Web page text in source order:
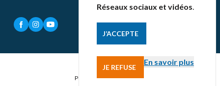
Réseaux sociaux et vidéos.
J’ACCEPTE
JE REFUSE
En savoir plus
Mentions légales
Politique de confidentialité